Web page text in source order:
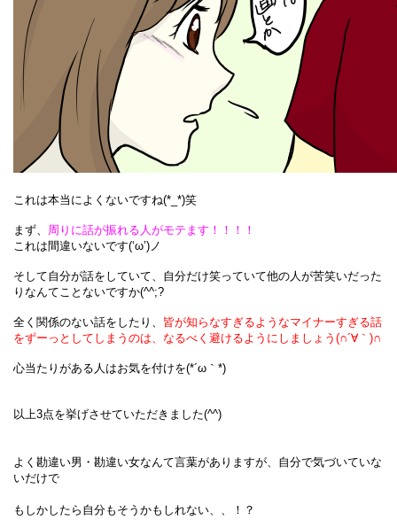
これは本当によくないですね(*_*)笑
まず、 周りに話が振れる人がモテます！！！！
これは間違いないです(‘ω’)ノ
そして自分が話をしていて、自分だけ笑っていて他の人が苦笑いだった
りなんてことないですか(^^;?
全く関係のない話をしたり、 皆が知らなすぎるようなマイナーすぎる話
をずーっとしてしまうのは、なるべく避けるようにしましょう(∩´∀｀)∩
心当たりがある人はお気を付けを(*´ω｀*)
以上3点を挙げさせていただきました(^^)
よく勘違い男・勘違い女なんて言葉がありますが、自分で気づいていな
いだけで
もしかしたら自分もそうかもしれない、、！？